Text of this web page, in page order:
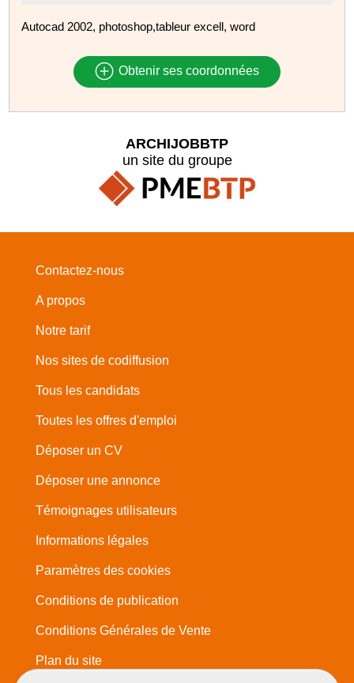
Autocad 2002, photoshop,tableur excell, word
Obtenir ses coordonnées
ARCHIJOBBTP
un site du groupe
Contactez-nous
A propos
Notre tarif
Nos sites de codiffusion
Tous les candidats
Toutes les offres d'emploi
Déposer un CV
Déposer une annonce
Témoignages utilisateurs
Informations légales
Paramètres des cookies
Conditions de publication
Conditions Générales de Vente
Plan du site